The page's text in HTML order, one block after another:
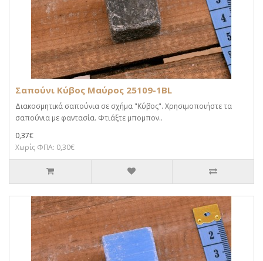
Σαπούνι Κύβος Μαύρος 25109-1BL
Διακοσμητικά σαπούνια σε σχήμα "Κύβος". Χρησιμοποιήστε τα
σαπούνια με φαντασία. Φτιάξτε μπομπον..
0,37€
Χωρίς ΦΠΑ: 0,30€